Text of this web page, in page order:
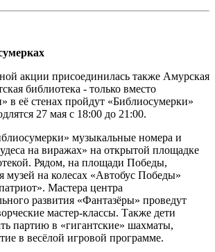
акции присоединилась также Амурская
библиотека - только вместо
в её стенах пройдут «Библиосумерки»
27 мая с 18:00 до 21:00.
музыкальные номера и
на виражах» на открытой площадке
Рядом, на площади Победы,
музей на колесах «Автобус Победы»
Мастера центра
развития «Фантазёры» проведут
мастер-классы. Также дети
партию в «гигантские» шахматы,
в весёлой игровой программе.